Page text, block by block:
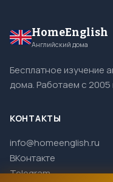
HomeEnglish
Английский дома
Бесплатное изучение
дома. Работаем с 2005
КОНТАКТЫ
info@homeenglish.ru
ВКонтакте
Telegram